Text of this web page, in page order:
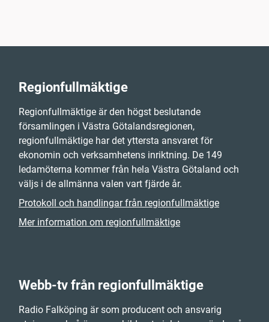
Regionfullmäktige
Regionfullmäktige är den högst beslutande
församlingen i Västra Götalandsregionen,
regionfullmäktige har det yttersta ansvaret för
ekonomin och verksamhetens inriktning. De 149
ledamöterna kommer från hela Västra Götaland och
väljs i de allmänna valen vart fjärde år.
Protokoll och handlingar från regionfullmäktige
Mer information om regionfullmäktige
Webb-tv från regionfullmäktige
Radio Falköping är som producent och ansvarig